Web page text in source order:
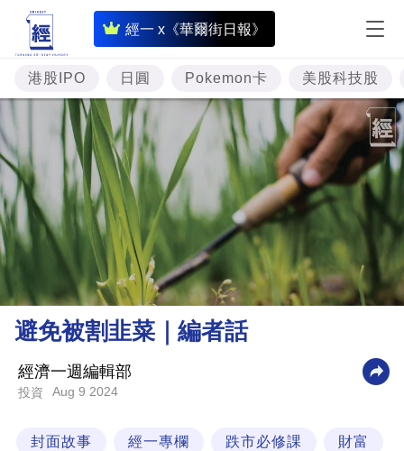
經一 x《華爾街日報》
即
時
財
經
專
題
投
資
樓
市
理
財
商
業
港股IPO 日圓 Pokemon卡 美股科技股
避免被割韭菜｜編者話
經濟一週編輯部
投資 Aug 9 2024
封面故事 經一專欄 跌市必修課 財富